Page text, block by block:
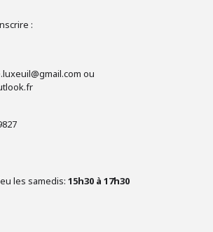
:
ou
les samedis: 15h30 à 17h30